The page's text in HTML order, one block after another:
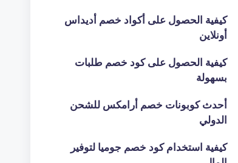
كيفية الحصول على أكواد خصم أديداس
أونلاين
كيفية الحصول على كود خصم طلبات
بسهولة
أحدث كوبونات خصم أرامكس للشحن
الدولي
كيفية استخدام كود خصم جوميا لتوفير